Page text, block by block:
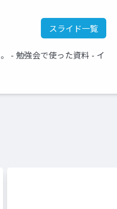
スライド一覧
- 勉強会で使った資料 - イ